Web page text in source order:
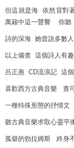
但這就是海 依然背對
萬籟中這一聲響 你聽
詩的深海 她曾說多數
以上備查 這個詩人有趣
呂正惠 CD流浪記 這
喜歡西方古典音樂 查
一種特殊形態的抒情文
聽古典音樂求取心靈平
孤僻的勃拉姆斯 終身